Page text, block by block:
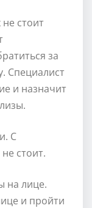
стоит
за
Специалист
и назначит
С
стоит.
на лице.
и пройти